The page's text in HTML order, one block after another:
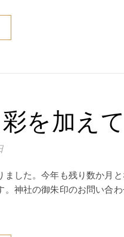
を加えて
した。今年も残り数か月
神社の御朱印のお問い合